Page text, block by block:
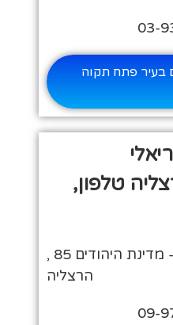
בעיר פתח תקוה
טלפון,
כתובת הקניון - מדינת היהודים 85 ,
הרצליה